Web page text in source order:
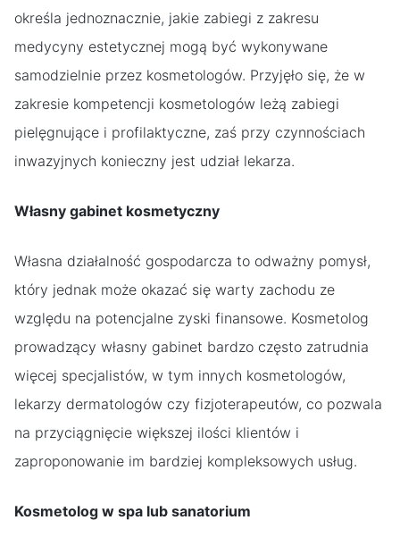
określa jednoznacznie, jakie zabiegi z zakresu
medycyny estetycznej mogą być wykonywane
samodzielnie przez kosmetologów. Przyjęło się, że w
zakresie kompetencji kosmetologów leżą zabiegi
pielęgnujące i profilaktyczne, zaś przy czynnościach
inwazyjnych konieczny jest udział lekarza.
Własny gabinet kosmetyczny
Własna działalność gospodarcza to odważny pomysł,
który jednak może okazać się warty zachodu ze
względu na potencjalne zyski finansowe. Kosmetolog
prowadzący własny gabinet bardzo często zatrudnia
więcej specjalistów, w tym innych kosmetologów,
lekarzy dermatologów czy fizjoterapeutów, co pozwala
na przyciągnięcie większej ilości klientów i
zaproponowanie im bardziej kompleksowych usług.
Kosmetolog w spa lub sanatorium